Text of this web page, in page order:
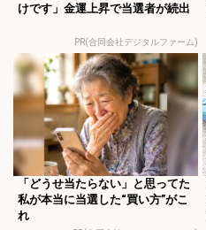
けです」金運上昇で当選者が続出
PR(合同会社デジタルファーム)
「どうせ当たらない」と思ってた
私が本当に当選した“買い方”がこ
れ